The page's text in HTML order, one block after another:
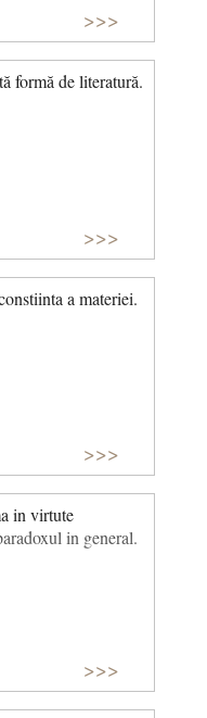
>>>
formă de literatură.
>>>
a materiei.
>>>
in virtute
in general.
>>>